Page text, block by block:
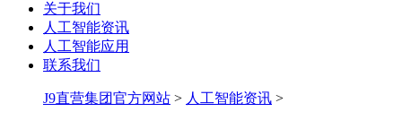
关于我们
人工智能资讯
人工智能应用
联系我们
J9直营集团官方网站 > 人工智能资讯 >